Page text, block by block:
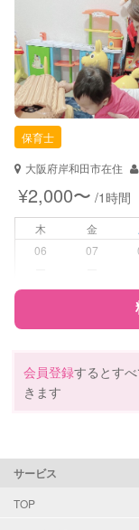
（定期特典）
サポートの特徴
資格
対応可能/特徴
病児対応
障がい児対応
レッスン
お子様の撮影
（定期特典）
保育士
大阪府岸和田市在住
¥2,000〜 /1時間
木 金
06
07
資格
会員登録するとす
きます
サービス
TOP